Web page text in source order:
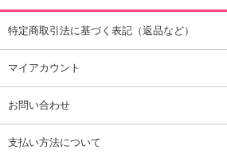
特定商取引法に基づく表記（返品など）
マイアカウント
お問い合わせ
支払い方法について